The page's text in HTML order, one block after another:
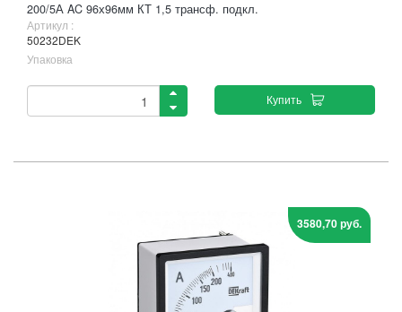
200/5А AC 96х96мм КТ 1,5 трансф. подкл.
Артикул :
50232DEK
Упаковка
Купить
3580,70 руб.